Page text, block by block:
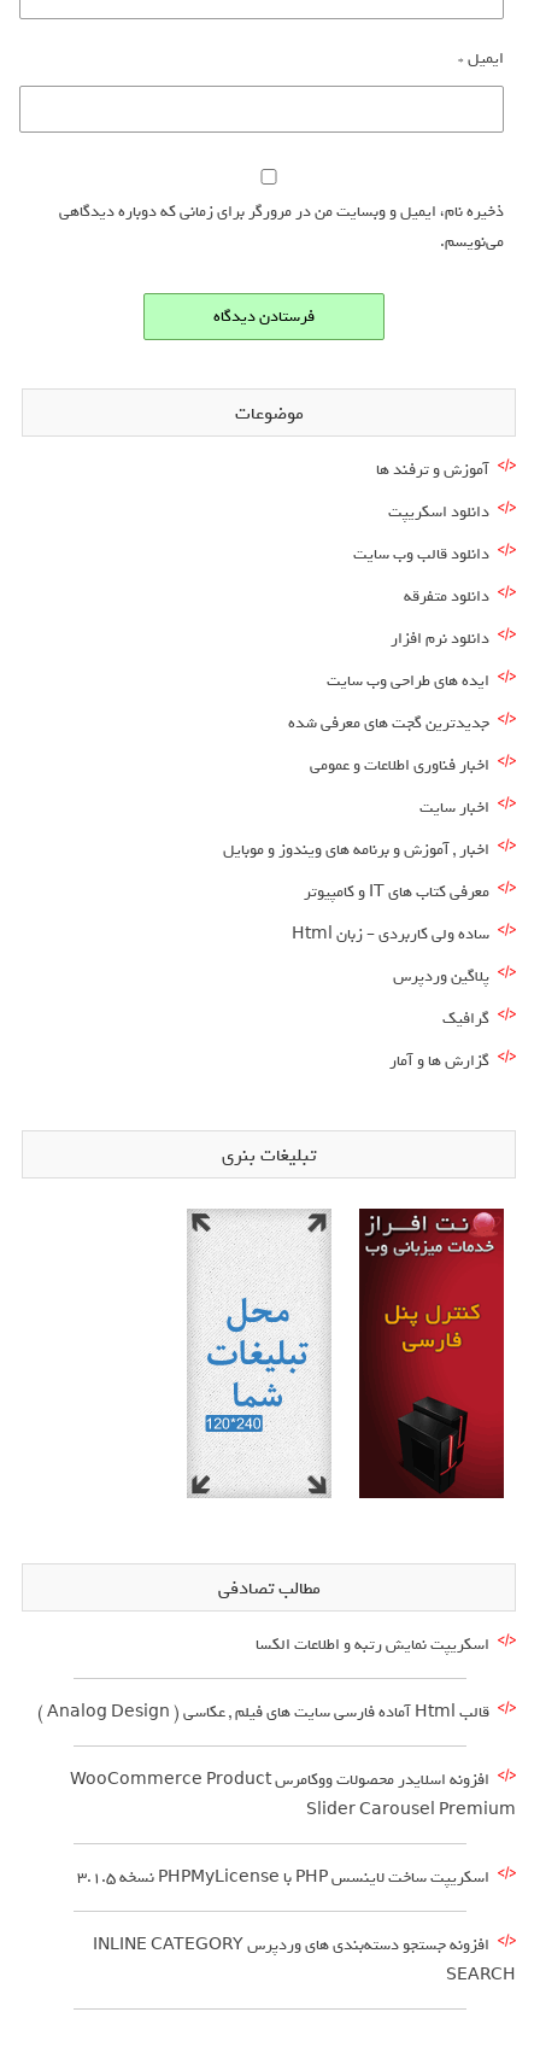
ایمیل*
ذخیره نام، ایمیل و وبسایت من در مرورگر برای زمانی که دوباره دیدگاهی
می‌نویسم.
موضوعات
آموزش و ترفند ها
دانلود اسکریپت
دانلود قالب وب سایت
دانلود متفرقه
دانلود نرم افزار
ایده های طراحی وب سایت
جدیدترین گجت های معرفی شده
اخبار فناوری اطلاعات و عمومی
اخبار سایت
اخبار , آموزش و برنامه های ویندوز و موبایل
معرفی کتاب های IT و کامپیوتر
ساده ولی کاربردی – زبان Html
پلاگین وردپرس
گرافیک
گزارش ها و آمار
تبلیغات بنری
مطالب تصادفی
اسکریپت نمایش رتبه و اطلاعات الکسا
قالب Html آماده فارسی سایت های فیلم , عکاسی ( Analog Design )
افزونه اسلایدر محصولات ووکامرس WooCommerce Product
Slider Carousel Premium
اسکریپت ساخت لاینسس PHP با PHPMyLicense نسخه 3.1.5
افزونه جستجو دسته‌بندی های وردپرس INLINE CATEGORY
SEARCH